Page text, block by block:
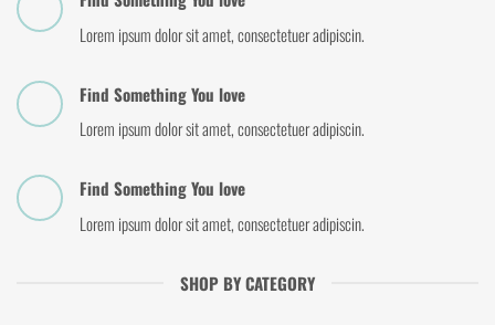
Lorem ipsum dolor sit amet, consectetuer adipiscin.
Find Something You love
Lorem ipsum dolor sit amet, consectetuer adipiscin.
Find Something You love
Lorem ipsum dolor sit amet, consectetuer adipiscin.
SHOP BY CATEGORY